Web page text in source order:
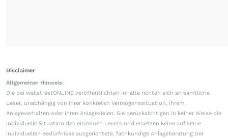
Disclaimer
Allgemeiner Hinweis:
Die bei wallstreetONLINE veröffentlichten Inhalte richten sich an sämtliche
Leser, unabhängig von ihrer konkreten Vermögenssituation, ihrem
Anlageverhalten oder ihren Anlagezielen. Sie berücksichtigen in keiner Weise die
individuelle Situation des einzelnen Lesers und ersetzen keine auf seine
individuellen Bedürfnisse ausgerichtete, fachkundige Anlageberatung.Der